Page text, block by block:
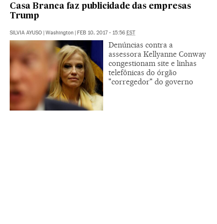
Casa Branca faz publicidade das empresas
Trump
SILVIA AYUSO Washington FEB 10, 2017 - 15:56 EST
Denúncias contra a
assessora Kellyanne Conway
congestionam site e linhas
telefônicas do órgão
"corregedor" do governo